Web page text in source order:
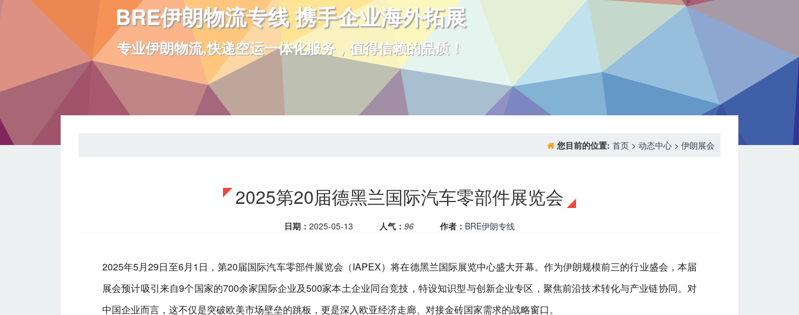
BRE伊朗物流专线 携手企业海外拓展
专业伊朗物流,快递空运一体化服务，值得信赖的品质！
您目前的位置: 首页 > 动态中心 > 伊朗展会
2025第20届德黑兰国际汽车零部件展览会
日期： 2025-05-13 人气： 96 作者： BRE伊朗专线
2025年5月29日至6月1日，第20届国际汽车零部件展览会（IAPEX）将在德黑兰国际展览中心盛大开幕。作为伊朗规模前三的行业盛会，本届
展会预计吸引来自9个国家的700余家国际企业及500家本土企业同台竞技，特设知识型与创新企业专区，聚焦前沿技术转化与产业链协同。对
中国企业而言，这不仅是突破欧美市场壁垒的跳板，更是深入欧亚经济走廊、对接金砖国家需求的战略窗口。